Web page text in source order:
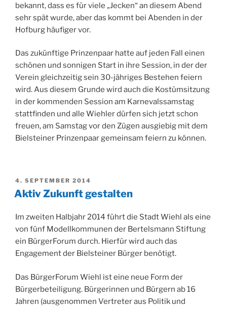
bekannt, dass es für viele „Jecken“ an diesem Abend
sehr spät wurde, aber das kommt bei Abenden in der
Hofburg häufiger vor.
Das zukünftige Prinzenpaar hatte auf jeden Fall einen
schönen und sonnigen Start in ihre Session, in der der
Verein gleichzeitig sein 30-jähriges Bestehen feiern
wird. Aus diesem Grunde wird auch die Kostümsitzung
in der kommenden Session am Karnevalssamstag
stattfinden und alle Wiehler dürfen sich jetzt schon
freuen, am Samstag vor den Zügen ausgiebig mit dem
Bielsteiner Prinzenpaar gemeinsam feiern zu können.
VERÖFFENTLICHT
AM
4. SEPTEMBER 2014
Aktiv Zukunft gestalten
Im zweiten Halbjahr 2014 führt die Stadt Wiehl als eine
von fünf Modellkommunen der Bertelsmann Stiftung
ein BürgerForum durch. Hierfür wird auch das
Engagement der Bielsteiner Bürger benötigt.
Das BürgerForum Wiehl ist eine neue Form der
Bürgerbeteiligung. Bürgerinnen und Bürgern ab 16
Jahren (ausgenommen Vertreter aus Politik und